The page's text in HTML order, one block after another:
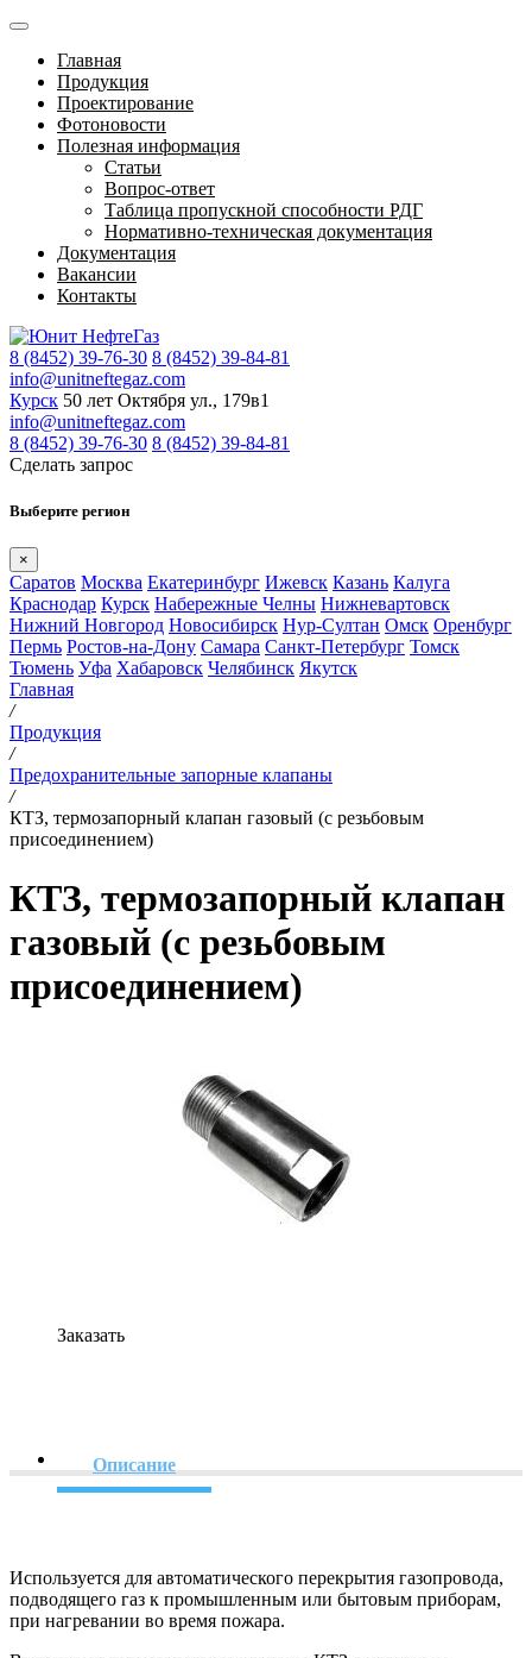
Главная
Продукция
Проектирование
Фотоновости
Полезная информация
Статьи
Вопрос-ответ
Таблица пропускной способности РДГ
Нормативно-техническая документация
Документация
Вакансии
Контакты
8 (8452) 39-76-30 8 (8452) 39-84-81
info@unitneftegaz.com
Курск 50 лет Октября ул., 179в1
info@unitneftegaz.com
8 (8452) 39-76-30 8 (8452) 39-84-81
Сделать запрос
Выберите регион
×
Саратов Москва Екатеринбург Ижевск Казань Калуга
Краснодар Курск Набережные Челны Нижневартовск
Нижний Новгород Новосибирск Нур-Султан Омск Оренбург
Пермь Ростов-на-Дону Самара Санкт-Петербург Томск
Тюмень Уфа Хабаровск Челябинск Якутск
Главная
/
Продукция
/
Предохранительные запорные клапаны
/
КТЗ, термозапорный клапан газовый (с резьбовым
присоединением)
КТЗ, термозапорный клапан
газовый (с резьбовым
присоединением)
Заказать
Описание
Используется для автоматического перекрытия газопровода,
подводящего газ к промышленным или бытовым приборам,
при нагревании во время пожара.